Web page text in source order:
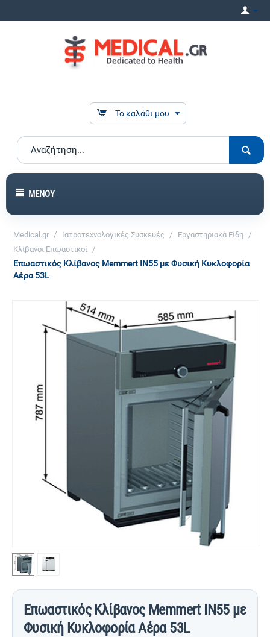
Το καλάθι μου
ΜΕΝΟΎ
Medical.gr / Ιατροτεχνολογικές Συσκευές / Εργαστηριακά Είδη /
Κλίβανοι Επωαστικοί /
Επωαστικός Κλίβανος Memmert IN55 με Φυσική Κυκλοφορία
Αέρα 53L
Επωαστικός Κλίβανος Memmert IN55 με
Φυσική Κυκλοφορία Αέρα 53L